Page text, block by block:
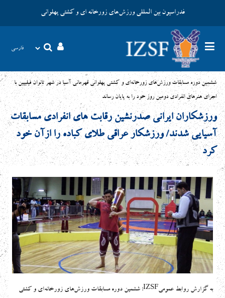
فدراسیون بین المللی ورزش‌های زورخانه ای و کشتی پهلوانی
ششمین دوره مسابقات ورزش‌های زورخانه‌ای و کشتی پهلوانی قهرمانی آسیا در شهر تانوان فیلیپین با
اجرای هنرهای انفرادی دومین روز خود را به پایان رساند
ورزشکاران ایرانی صدرنشین رقابت های انفرادی مسابقات
آسیایی شدند/ ورزشکار عراقی طلای کباده را ازآن خود
کرد
به گزارش روابط عمومیIZSF: ششمین دوره مسابقات ورزش‌های زورخانه‌ای و کشتی